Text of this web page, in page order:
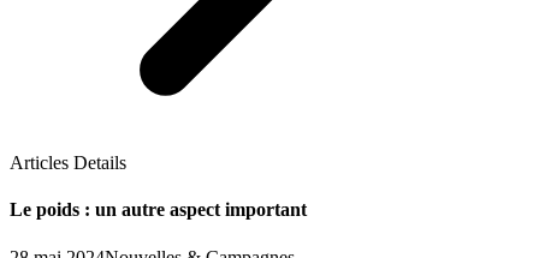
Articles Details
Le poids : un autre aspect important